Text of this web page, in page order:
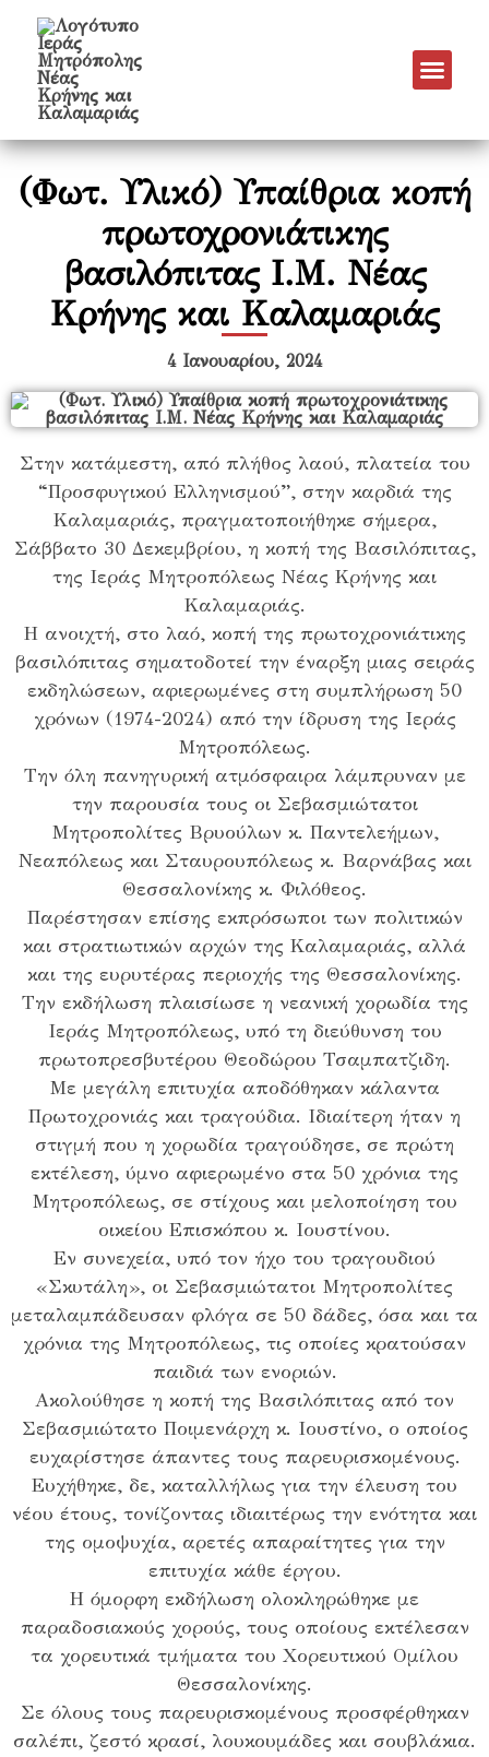
(Φωτ. Υλικό) Υπαίθρια κοπή
πρωτοχρονιάτικης
βασιλόπιτας Ι.Μ. Νέας
Κρήνης και Καλαμαριάς
4 Ιανουαρίου, 2024
Στην κατάμεστη, από πλήθος λαού, πλατεία του
“Προσφυγικού Ελληνισμού”, στην καρδιά της
Καλαμαριάς, πραγματοποιήθηκε σήμερα,
Σάββατο 30 Δεκεμβρίου, η κοπή της Βασιλόπιτας,
της Ιεράς Μητροπόλεως Νέας Κρήνης και
Καλαμαριάς.
Η ανοιχτή, στο λαό, κοπή της πρωτοχρονιάτικης
βασιλόπιτας σηματοδοτεί την έναρξη μιας σειράς
εκδηλώσεων, αφιερωμένες στη συμπλήρωση 50
χρόνων (1974-2024) από την ίδρυση της Ιεράς
Μητροπόλεως.
Την όλη πανηγυρική ατμόσφαιρα λάμπρυναν με
την παρουσία τους οι Σεβασμιώτατοι
Μητροπολίτες Βρυούλων κ. Παντελεήμων,
Νεαπόλεως και Σταυρουπόλεως κ. Βαρνάβας και
Θεσσαλονίκης κ. Φιλόθεος.
Παρέστησαν επίσης εκπρόσωποι των πολιτικών
και στρατιωτικών αρχών της Καλαμαριάς, αλλά
και της ευρυτέρας περιοχής της Θεσσαλονίκης.
Την εκδήλωση πλαισίωσε η νεανική χορωδία της
Ιεράς Μητροπόλεως, υπό τη διεύθυνση του
πρωτοπρεσβυτέρου Θεοδώρου Τσαμπατζιδη.
Με μεγάλη επιτυχία αποδόθηκαν κάλαντα
Πρωτοχρονιάς και τραγούδια. Ιδιαίτερη ήταν η
στιγμή που η χορωδία τραγούδησε, σε πρώτη
εκτέλεση, ύμνο αφιερωμένο στα 50 χρόνια της
Μητροπόλεως, σε στίχους και μελοποίηση του
οικείου Επισκόπου κ. Ιουστίνου.
Εν συνεχεία, υπό τον ήχο του τραγουδιού
«Σκυτάλη», οι Σεβασμιώτατοι Μητροπολίτες
μεταλαμπάδευσαν φλόγα σε 50 δάδες, όσα και τα
χρόνια της Μητροπόλεως, τις οποίες κρατούσαν
παιδιά των ενοριών.
Ακολούθησε η κοπή της Βασιλόπιτας από τον
Σεβασμιώτατο Ποιμενάρχη κ. Ιουστίνο, ο οποίος
ευχαρίστησε άπαντες τους παρευρισκομένους.
Ευχήθηκε, δε, καταλλήλως για την έλευση του
νέου έτους, τονίζοντας ιδιαιτέρως την ενότητα και
της ομοψυχία, αρετές απαραίτητες για την
επιτυχία κάθε έργου.
Η όμορφη εκδήλωση ολοκληρώθηκε με
παραδοσιακούς χορούς, τους οποίους εκτέλεσαν
τα χορευτικά τμήματα του Χορευτικού Ομίλου
Θεσσαλονίκης.
Σε όλους τους παρευρισκομένους προσφέρθηκαν
σαλέπι, ζεστό κρασί, λουκουμάδες και σουβλάκια.